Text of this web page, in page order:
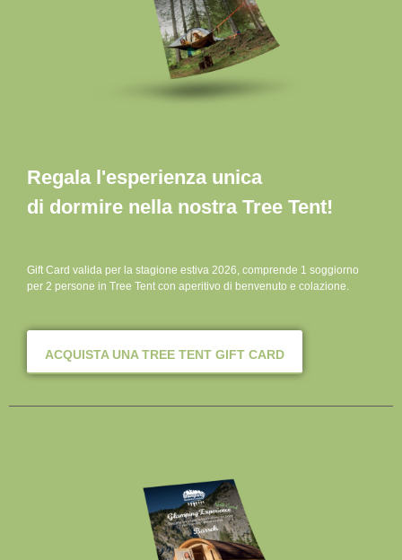
Regala l'esperienza unica
di dormire nella nostra Tree Tent!
Gift Card valida per la stagione estiva 2026, comprende 1 soggiorno
per 2 persone in Tree Tent con aperitivo di benvenuto e colazione.
ACQUISTA UNA TREE TENT GIFT CARD